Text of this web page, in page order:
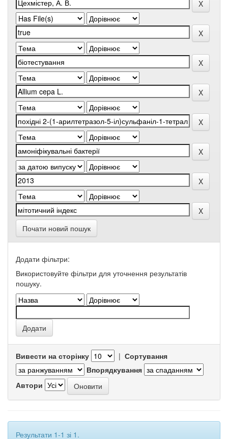
Почати новий пошук
Додати фільтри:
Використовуйте фільтри для уточнення результатів
пошуку.
Вивести на сторінку | Сортування
Впорядкування
Автори
Результати 1-1 зі 1.